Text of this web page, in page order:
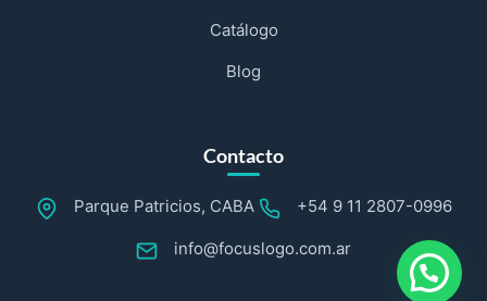
Catálogo
Blog
Contacto
Parque Patricios, CABA +54 9 11 2807-0996
info@focuslogo.com.ar